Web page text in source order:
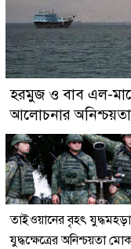
হরমুজ ও বাব এল-
আলোচনার অনিশ্চয়তা
তাইওয়ানের বৃহৎ
যুদ্ধক্ষেত্রের অনিশ্চয়তা